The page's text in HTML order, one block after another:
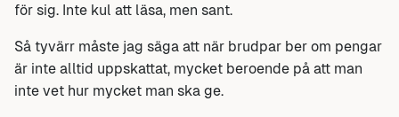
för sig. Inte kul att läsa, men sant.
Så tyvärr måste jag säga att när brudpar ber om pengar
är inte alltid uppskattat, mycket beroende på att man
inte vet hur mycket man ska ge.